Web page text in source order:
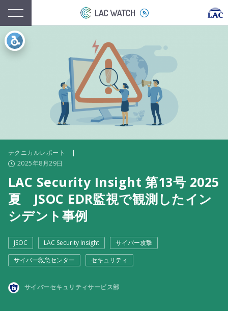
テクニカルレポート
|
2025年8月29日
LAC Security Insight 第13号 2025
夏 JSOC EDR監視で観測したイン
シデント事例
JSOC LAC Security Insight
サイバー攻撃
サイバー救急センター
セキュリティ
サイバーセキュリティサービス部